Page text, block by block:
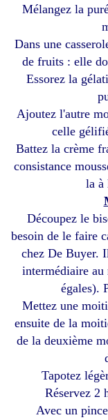
Mélangez la
Dans une
de fruits : elle
Essorez la
Ajoutez l'autre
celle
Battez la crème
consistance
la à
Découpez le
besoin de le faire
chez De Buyer.
intermédiaire
égales).
Mettez une
ensuite de la
de la deuxième
Tapotez
Réservez 2
Avec un